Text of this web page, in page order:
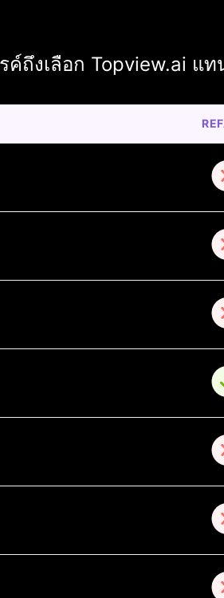
ถึงเลือก Topview.ai แท